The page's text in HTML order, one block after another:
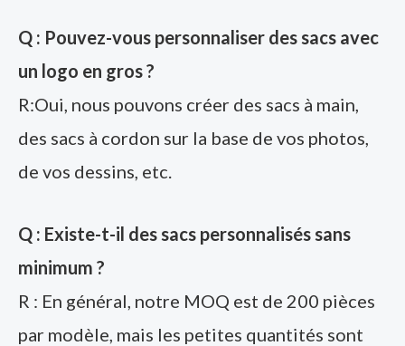
Q : Pouvez-vous personnaliser des sacs avec
un logo en gros ?
R:Oui, nous pouvons créer des sacs à main,
des sacs à cordon sur la base de vos photos,
de vos dessins, etc.
Q : Existe-t-il des sacs personnalisés sans
minimum ?
R : En général, notre MOQ est de 200 pièces
par modèle, mais les petites quantités sont